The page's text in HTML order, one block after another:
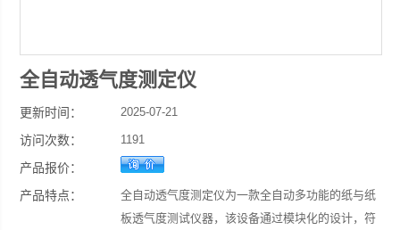
全自动透气度测定仪
更新时间： 2025-07-21
访问次数： 1191
产品报价：
产品特点：
全自动透气度测定仪为一款全自动多功能的纸与纸
板透气度测试仪器，该设备通过模块化的设计，符